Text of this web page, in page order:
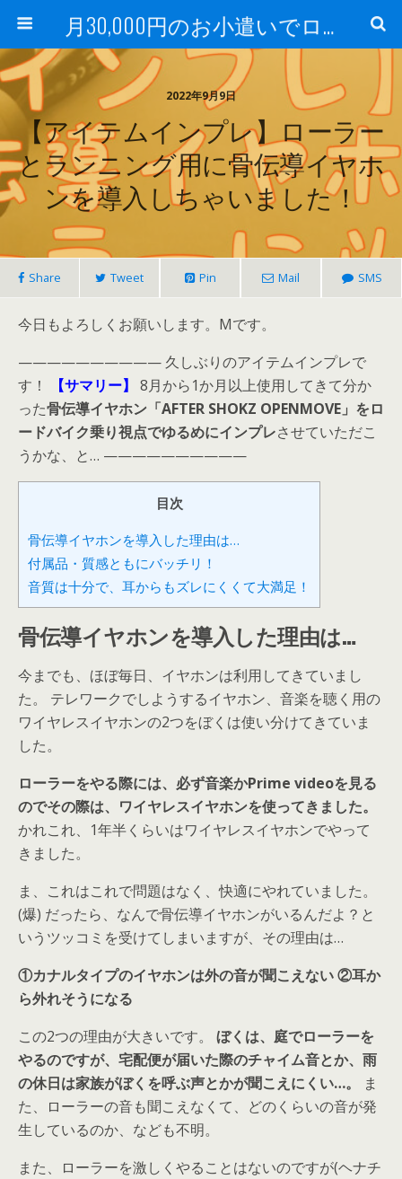
月30,000円のお小遣いでロードバイク
2022年9月9日
【アイテムインプレ】ローラー
とランニング用に骨伝導イヤホ
ンを導入しちゃいました！
Share Tweet Pin Mail SMS
今日もよろしくお願いします。Mです。
—————————— 久しぶりのアイテムインプレで
す！
【サマリー】
8月から1か月以上使用してきて分か
った骨伝導イヤホン「AFTER SHOKZ OPENMOVE」をロ
ードバイク乗り視点でゆるめにインプレさせていただこ
うかな、と… ——————————
目次
骨伝導イヤホンを導入した理由は…
付属品・質感ともにバッチリ！
音質は十分で、耳からもズレにくくて大満足！
骨伝導イヤホンを導入した理由は…
今までも、ほぼ毎日、イヤホンは利用してきていまし
た。 テレワークでしようするイヤホン、音楽を聴く用の
ワイヤレスイヤホンの2つをぼくは使い分けてきていま
した。
ローラーをやる際には、必ず音楽かPrime videoを見る
のでその際は、ワイヤレスイヤホンを使ってきました。
かれこれ、1年半くらいはワイヤレスイヤホンでやって
きました。
ま、これはこれで問題はなく、快適にやれていました。
(爆) だったら、なんで骨伝導イヤホンがいるんだよ？と
いうツッコミを受けてしまいますが、その理由は…
①カナルタイプのイヤホンは外の音が聞こえない②耳か
ら外れそうになる
この2つの理由が大きいです。 ぼくは、庭でローラーを
やるのですが、宅配便が届いた際のチャイム音とか、雨
の休日は家族がぼくを呼ぶ声とかが聞こえにくい…。
ま
た、ローラーの音も聞こえなくて、どのくらいの音が発
生しているのか、なども不明。
また、ローラーを激しくやることはないのですが(ヘナチ